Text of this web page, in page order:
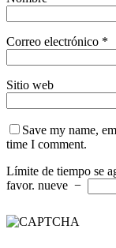
Correo electrónico *
Sitio web
Save my name,
time I comment.
Límite de tiempo se
favor. nueve −